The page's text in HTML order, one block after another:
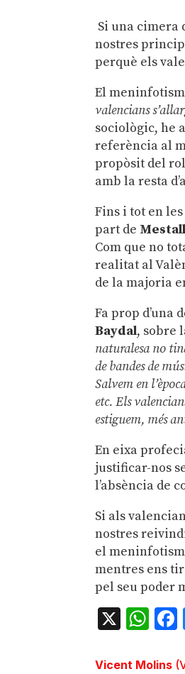
Si una cimera
nostres
perquè els
El
valencians
sociològic, he
referència al
propòsit del
amb la resta
Fins i tot en
part de
Com que no
realitat al
de la majoria
Fa prop
Baydal, sobre
naturalesa no
de bandes de
Salvem en
etc. Els
estiguem, més
En eixa
justificar-nos
l’absència de
Si als
nostres
el
mentres ens
pel seu poder
X
Vicent Molins